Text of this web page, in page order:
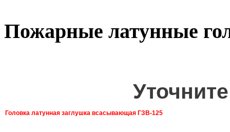
Пожарные латунные
Головка латунная заглушка всасывающая ГЗВ-125